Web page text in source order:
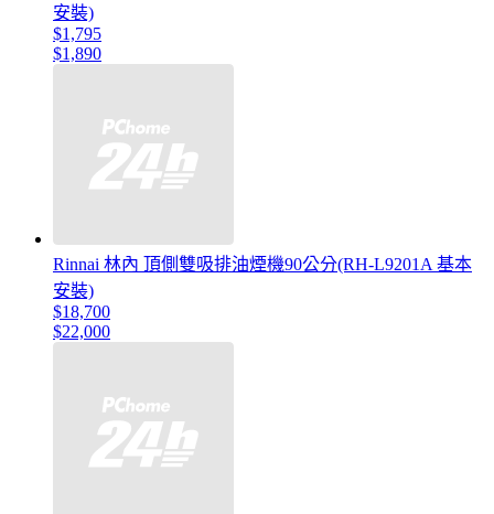
安裝)
$1,795
$1,890
Rinnai 林內 頂側雙吸排油煙機90公分(RH-L9201A 基本
安裝)
$18,700
$22,000